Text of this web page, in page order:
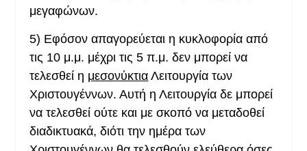
μεγαφώνων.
5) Εφόσον απαγορεύεται η κυκλοφορία από
τις 10 μ.μ. μέχρι τις 5 π.μ. δεν μπορεί να
τελεσθεί η μεσονύκτια Λειτουργία των
Χριστουγέννων. Αυτή η Λειτουργία δε μπορεί
να τελεσθεί ούτε και με σκοπό να μεταδοθεί
διαδικτυακά, διότι την ημέρα των